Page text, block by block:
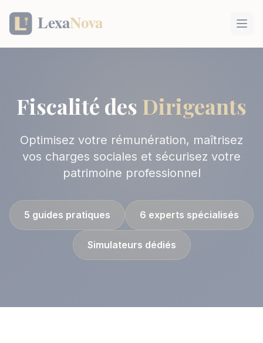
Fiscalité des Dirigeants
Optimisez votre rémunération, maîtrisez
vos charges sociales et sécurisez votre
patrimoine professionnel
5 guides pratiques 6 experts spécialisés
Simulateurs dédiés